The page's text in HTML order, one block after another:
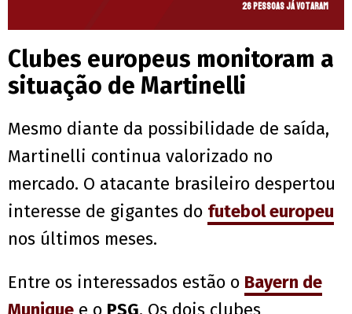
26 pessoas já votaram
Clubes europeus monitoram a
situação de Martinelli
Mesmo diante da possibilidade de saída,
Martinelli continua valorizado no
mercado. O atacante brasileiro despertou
interesse de gigantes do futebol europeu
nos últimos meses.
Entre os interessados estão o Bayern de